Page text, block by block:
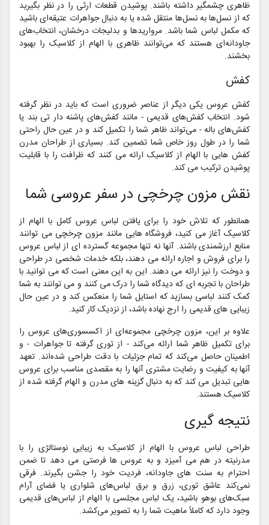
ظاهری چشمگیر داشته باشند. پوشیدن قطعات ارثی را در نظر بگیرید
که از نسل‌ها به نسل‌ها منتقل شده یا به دنبال جواهرات عتیقه‌ای باشید
که مکمل لباس شما باشد. مرواریدها و بدلیجات درخشان، انتخاب‌های
جاودانه‌ای هستند که می‌توانند ظاهری با الهام از کلاسیک را بهبود
بخشند.
کفش
کفش عروس یکی دیگر از عناصر ضروری است که باید در نظر گرفته
شود. انتخاب کفش‌های قدیمی - مانند کفش‌های پاشنه دار تی بند یا
کفش‌های باله - می‌تواند ظاهر شما را تکمیل کند و در عین حال راحتی
شما را در طول روز خاص شما تضمین کند. بسیاری از طراحان مدرن
کفش هایی با الهام از کلاسیک ارائه می کنند که ظرافت را با قابلیت
پوشیدن ترکیب می کند.
نقش مزون چرخچی در سفر عروسی شما
همانطور که تلاش خود را برای یافتن لباس عروس کامل با الهام از
کلاسیک آغاز می کنید، فروشگاه هایی مانند مزون چرخچی می توانند
منابع ارزشمندی باشند. آنها نه تنها مجموعه گسترده ای از لباس عروس
را برای فروش و اجاره ارائه می دهند، بلکه خدمات شخصی در طراحی
و دوخت را نیز ارائه می دهند. این به این معنی است که می توانید با
طراحان با تجربه ای که دیدگاه شما را درک می کنند و می توانند به شما
کمک کنند لباسی بسازید که استایل شما را منعکس کند و در عین حال
زیبایی های قدیمی را ارج نهاده باشد، از نزدیک کار کنید.
علاوه بر این، مزون چرخچی مجموعه‌ای از اکسسوری‌های عروس را
برای تکمیل ظاهر شما ارائه می‌کند - از توری گرفته تا جواهرات - و
اطمینان حاصل می‌کند که تمام جزئیات با دقت طراحی شده‌اند. تعهد
آنها به کیفیت و رضایت مشتری آنها را به مقصدی مناسب برای عروس
هایی تبدیل می کند که به دنبال گزینه های مدرن و الهام گرفته شده از
کلاسیک هستند.
نتیجه گیری
طراحی لباس عروس با الهام از کلاسیک به زیبایی نوستالژی را با
مدرنیته در هم می آمیزد و به عروس ها فرصتی می دهد تا ضمن
احترام به سنت های جاودانه، فردیت خود را جشن بگیرند. فرقی
نمی‌کند عاشق توری، زرق و برق لباس‌های شلواری یا فضای آرام
سبک‌های بوهو باشید، یک لباس مجلسی با الهام از لباس‌های قدیمی
وجود دارد که کاملاً ماهیت شما را به تصویر می‌کشد.